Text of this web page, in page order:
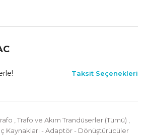
Taksit Seçenekleri
,Trafo ve Akım Trandüserler (Tümü)
Kaynakları - Adaptör - Dönüştürücüler